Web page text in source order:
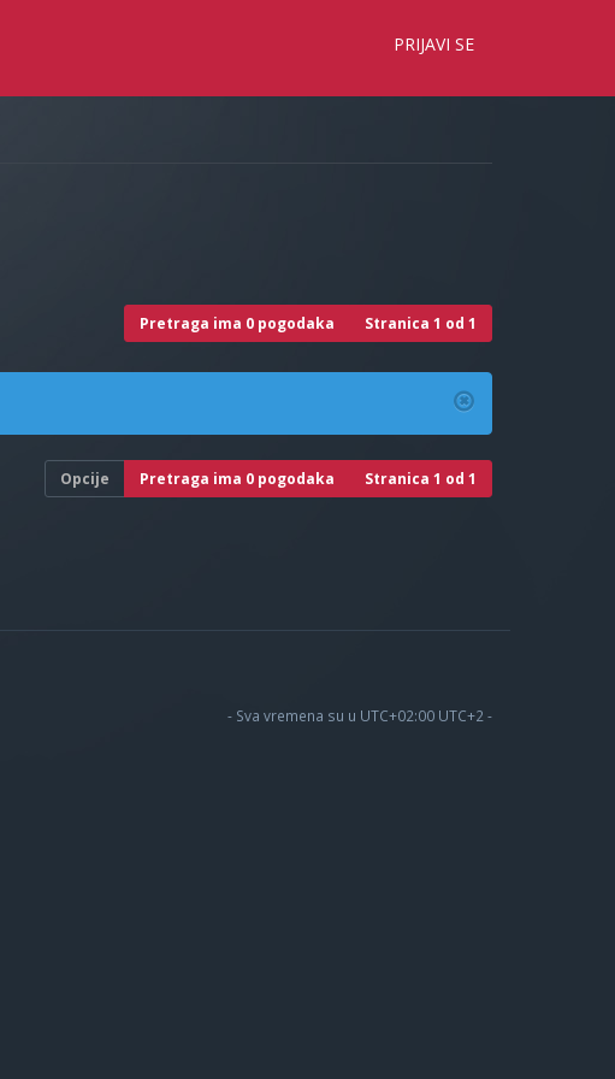
PRIJAVI SE
Pretraga ima 0 pogodaka Stranica 1 od 1
Opcije Pretraga ima 0 pogodaka Stranica 1 od 1
- Sva vremena su u UTC+02:00 UTC+2 -